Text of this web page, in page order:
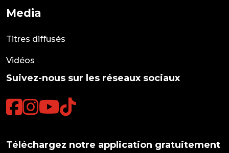
Media
Titres diffusés
Vidéos
Suivez-nous sur les réseaux sociaux
Téléchargez notre application gratuitement